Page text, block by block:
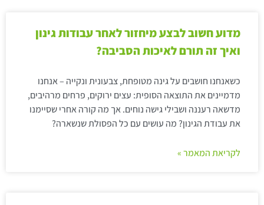
מדוע חשוב לבצע מיחזור לאחר עבודות גינון
ואיך זה תורם לאיכות הסביבה?
כשאנחנו חושבים על גינה מטופחת, צבעונית ונקייה – אנחנו
מדמיינים את התוצאה הסופית: עצים ירוקים, פרחים מרהיבים,
מדשאה רעננה ושבילי גישה נוחים. אך מה קורה אחרי שסיימנו
את עבודת הגינון? מה עושים עם כל הפסולת שנשארה?
לקריאת המאמר »